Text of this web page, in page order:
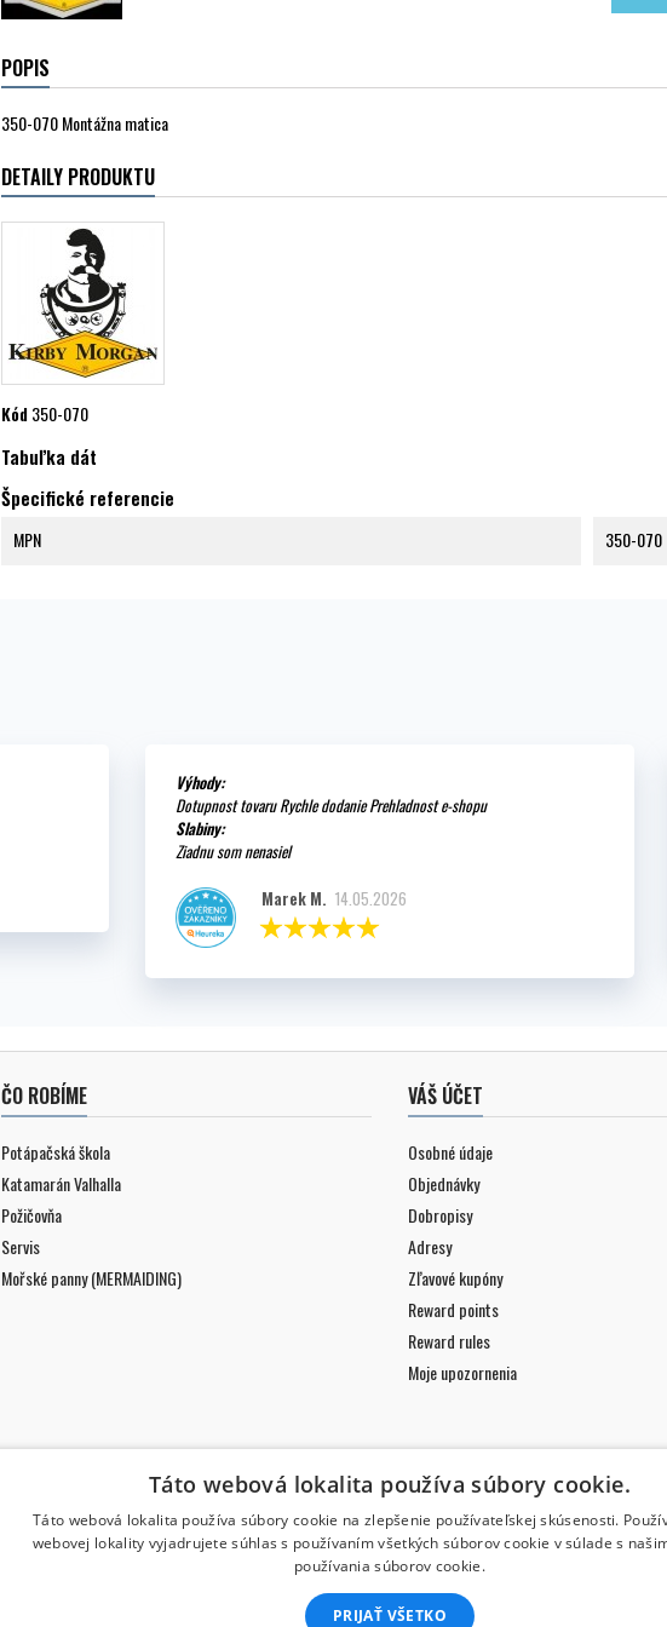
POPIS
350-070 Montážna matica
DETAILY PRODUKTU
Kód350-070
Tabuľka dát
Špecifické referencie
MPN 350-070
Výhody:
Dotupnost tovaru Rychle dodanie Prehladnost e-shopu
Slabiny:
Ziadnu som nenasiel
Marek M. 14.05.2026
ČO ROBÍME
Potápačská škola
Katamarán Valhalla
Požičovňa
Servis
Mořské panny (MERMAIDING)
VÁŠ ÚČET
Osobné údaje
Objednávky
Dobropisy
Adresy
Zľavové kupóny
Reward points
Reward rules
Moje upozornenia
Táto webová lokalita používa súbory cookie.
Táto webová lokalita používa súbory cookie na zlepšenie používateľskej skúsenosti.
webovej lokality vyjadrujete súhlas s používaním všetkých súborov cookie v súlade s
používania súborov cookie.
PRIJAŤ VŠETKO